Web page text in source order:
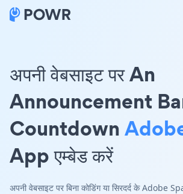
अपनी वेबसाइट पर An
Announcement
Countdown
App एम्बेड करें
अपनी वेबसाइट पर बिना कोडिंग या सिरदर्द के Adobe